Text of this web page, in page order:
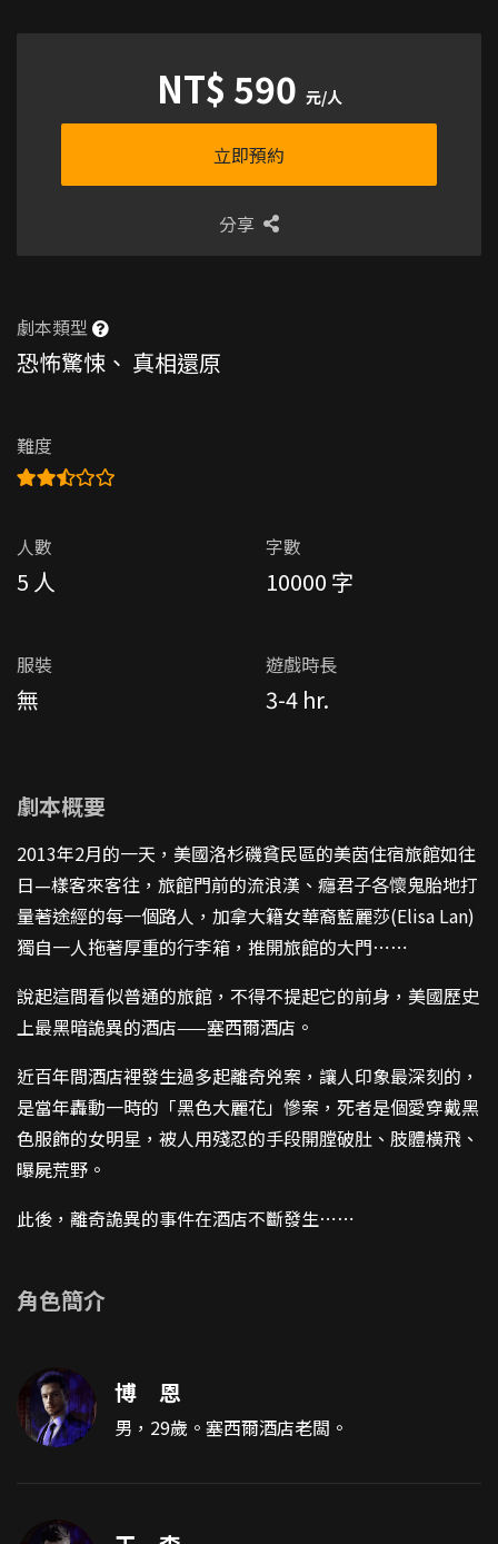
NT$ 590 元/人
立即預約
分享
劇本類型
恐怖驚悚 、 真相還原
難度
人數
5 人
字數
10000 字
服裝
無
遊戲時長
3-4 hr.
劇本概要
2013年2月的一天，美國洛杉磯貧民區的美茵住宿旅館如往
日—樣客來客往，旅館門前的流浪漢、癮君子各懷鬼胎地打
量著途經的每一個路人，加拿大籍女華裔藍麗莎(Elisa Lan)
獨自一人拖著厚重的行李箱，推開旅館的大門⋯⋯
說起這間看似普通的旅館，不得不提起它的前身，美國歷史
上最黑暗詭異的酒店——塞西爾酒店。
近百年間酒店裡發生過多起離奇兇案，讓人印象最深刻的，
是當年轟動一時的「黑色大麗花」慘案，死者是個愛穿戴黑
色服飾的女明星，被人用殘忍的手段開膛破肚、肢體橫飛、
曝屍荒野。
此後，離奇詭異的事件在酒店不斷發生⋯⋯
角色簡介
博 恩
男，29歲。塞西爾酒店老闆。